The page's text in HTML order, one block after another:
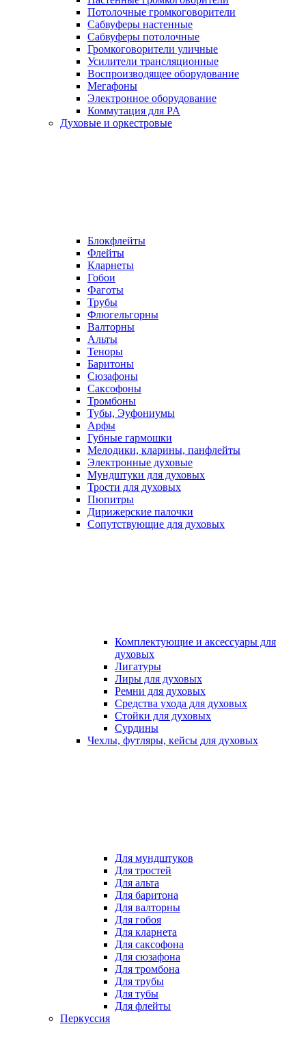
Потолочные громкоговорители
Сабвуферы настенные
Сабвуферы потолочные
Громкоговорители уличные
Усилители трансляционные
Воспроизводящее оборудование
Мегафоны
Электронное оборудование
Коммутация для PA
Духовые и оркестровые
Блокфлейты
Флейты
Кларнеты
Гобои
Фаготы
Трубы
Флюгельгорны
Валторны
Альты
Теноры
Баритоны
Сюзафоны
Саксофоны
Тромбоны
Тубы, Эуфониумы
Арфы
Губные гармошки
Мелодики, кларины, панфлейты
Электронные духовые
Мундштуки для духовых
Трости для духовых
Пюпитры
Дирижерские палочки
Сопутствующие для духовых
Комплектующие и аксессуары для
духовых
Лигатуры
Лиры для духовых
Ремни для духовых
Средства ухода для духовых
Стойки для духовых
Сурдины
Чехлы, футляры, кейсы для духовых
Для мундштуков
Для тростей
Для альта
Для баритона
Для валторны
Для гобоя
Для кларнета
Для саксофона
Для сюзафона
Для тромбона
Для трубы
Для тубы
Для флейты
Перкуссия